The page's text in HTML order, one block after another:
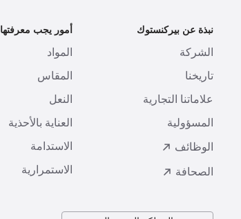
نبذة عن بيركنستوك
الشركة
تاريخنا
علاماتنا التجارية
المسؤولية
الوظائف
الصحافة
أمور يجب معرفتها
المواد
المقاس
النعل
العناية بالأحذية
الاستدامة
الاستمرارية